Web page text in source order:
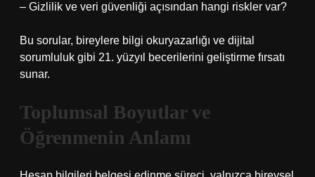
– Gizlilik ve veri güvenliği açısından hangi riskler var?
Bu sorular, bireylere bilgi okuryazarlığı ve dijital
sorumluluk gibi 21. yüzyıl becerilerini geliştirme fırsatı
sunar.
Toplumsal Boyutlar ve
Öğrenmenin Anlamı